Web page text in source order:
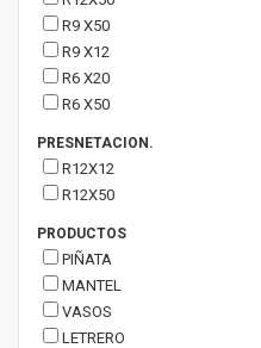
R9 X50
R9 X12
R6 X20
R6 X50
PRESNETACION.
R12X12
R12X50
PRODUCTOS
PIÑATA
MANTEL
VASOS
LETRERO